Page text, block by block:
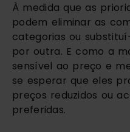
À medida que as
podem eliminar as
categorias ou
por outra. E como a
sensível ao preço e
se esperar que eles
preços reduzidos ou
preferidas.